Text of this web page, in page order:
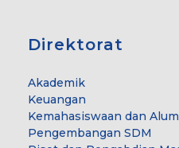
Direktorat
Akademik
Keuangan
Kemahasiswaan dan
Pengembangan SDM